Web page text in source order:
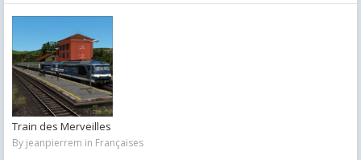
Train des Merveilles
By jeanpierrem in Françaises